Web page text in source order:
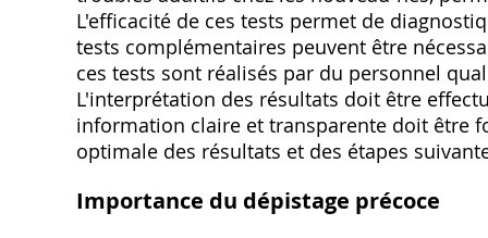
L'efficacité de ces tests permet de
tests complémentaires peuvent être
ces tests sont réalisés par du personnel
L'interprétation des résultats doit être
information claire et transparente doit être
optimale des résultats et des étapes
Importance du dépistage précoce